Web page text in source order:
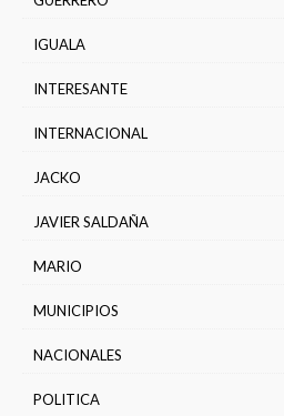
IGUALA
INTERESANTE
INTERNACIONAL
JACKO
JAVIER SALDAÑA
MARIO
MUNICIPIOS
NACIONALES
POLITICA